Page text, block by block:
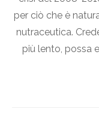
per ciò che è
nutraceutica.
più lento, possa